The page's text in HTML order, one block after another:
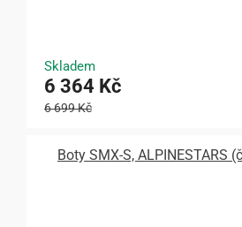
Skladem
6 364 Kč
6 699 Kč
Boty SMX-S, ALPINESTARS